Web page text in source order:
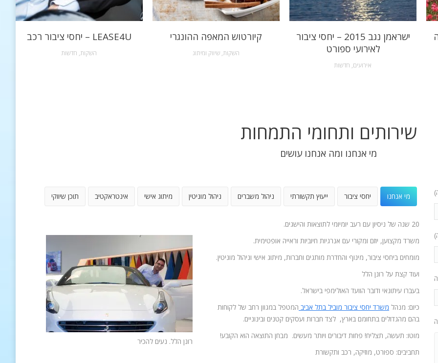
LEASE4U – יחסי ציבור רכב
השקות, חדשות
קיורטוש המאפה ההונגרי
השקות,שיווק ומיתוג
ישראמן נגב 2015 – יחסי ציבור
לאירועי ספורט
אירועים, חדשות
שירותים ותחומי התמחות
מי אנחנו ומה אנחנו עושים
מי אנחנו יחסי ציבור ייעוץ תקשורתי ניהול משברים ניהול מוניטין מיתוג אישי אינטראקטיב תוכן שיווקי
20 שנה של ניסיון עם רעב יומיומי לתוצאות והישגים.
רונן הלל. נעים להכיר
משרד מקצוען, יוזם ומקורי עם אנרגיות חיוביות וראייה אופטימית.
מומחים ביחסי ציבור, מינוף והחדרת מותגים וחברות, מיתוג אישי וניהול מוניטין.
ועוד קצת על רונן הלל
בעברו עיתונאי ודובר הוועד האולימפי בישראל.
כיום: מנהל משרד יחסי ציבור מוביל בתל אביב המטפל במגוון רחב של לקוחות
בהם מהגדולים בתחומם בארץ, לצד חברות ועסקים קטנים ובינוניים.
מוטו: תעשה, תצליח! פחות דיבורים ויותר מעשים. מבחן התוצאה הוא הקובע!
תחביבים: ספורט, מוזיקה, רכב ותקשורת